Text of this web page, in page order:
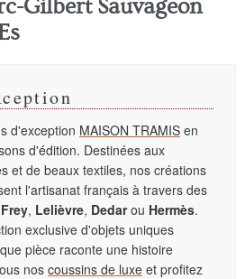
Gilbert Sauvageon
d'exception MAISON TRAMIS en
d'édition. Destinées aux
et de beaux textiles, nos créations
l'artisanat français à travers des
, Lelièvre, Dedarou Hermès.
exclusive d'objets uniques
pièce raconte une histoire
nos coussins de luxe et profitez